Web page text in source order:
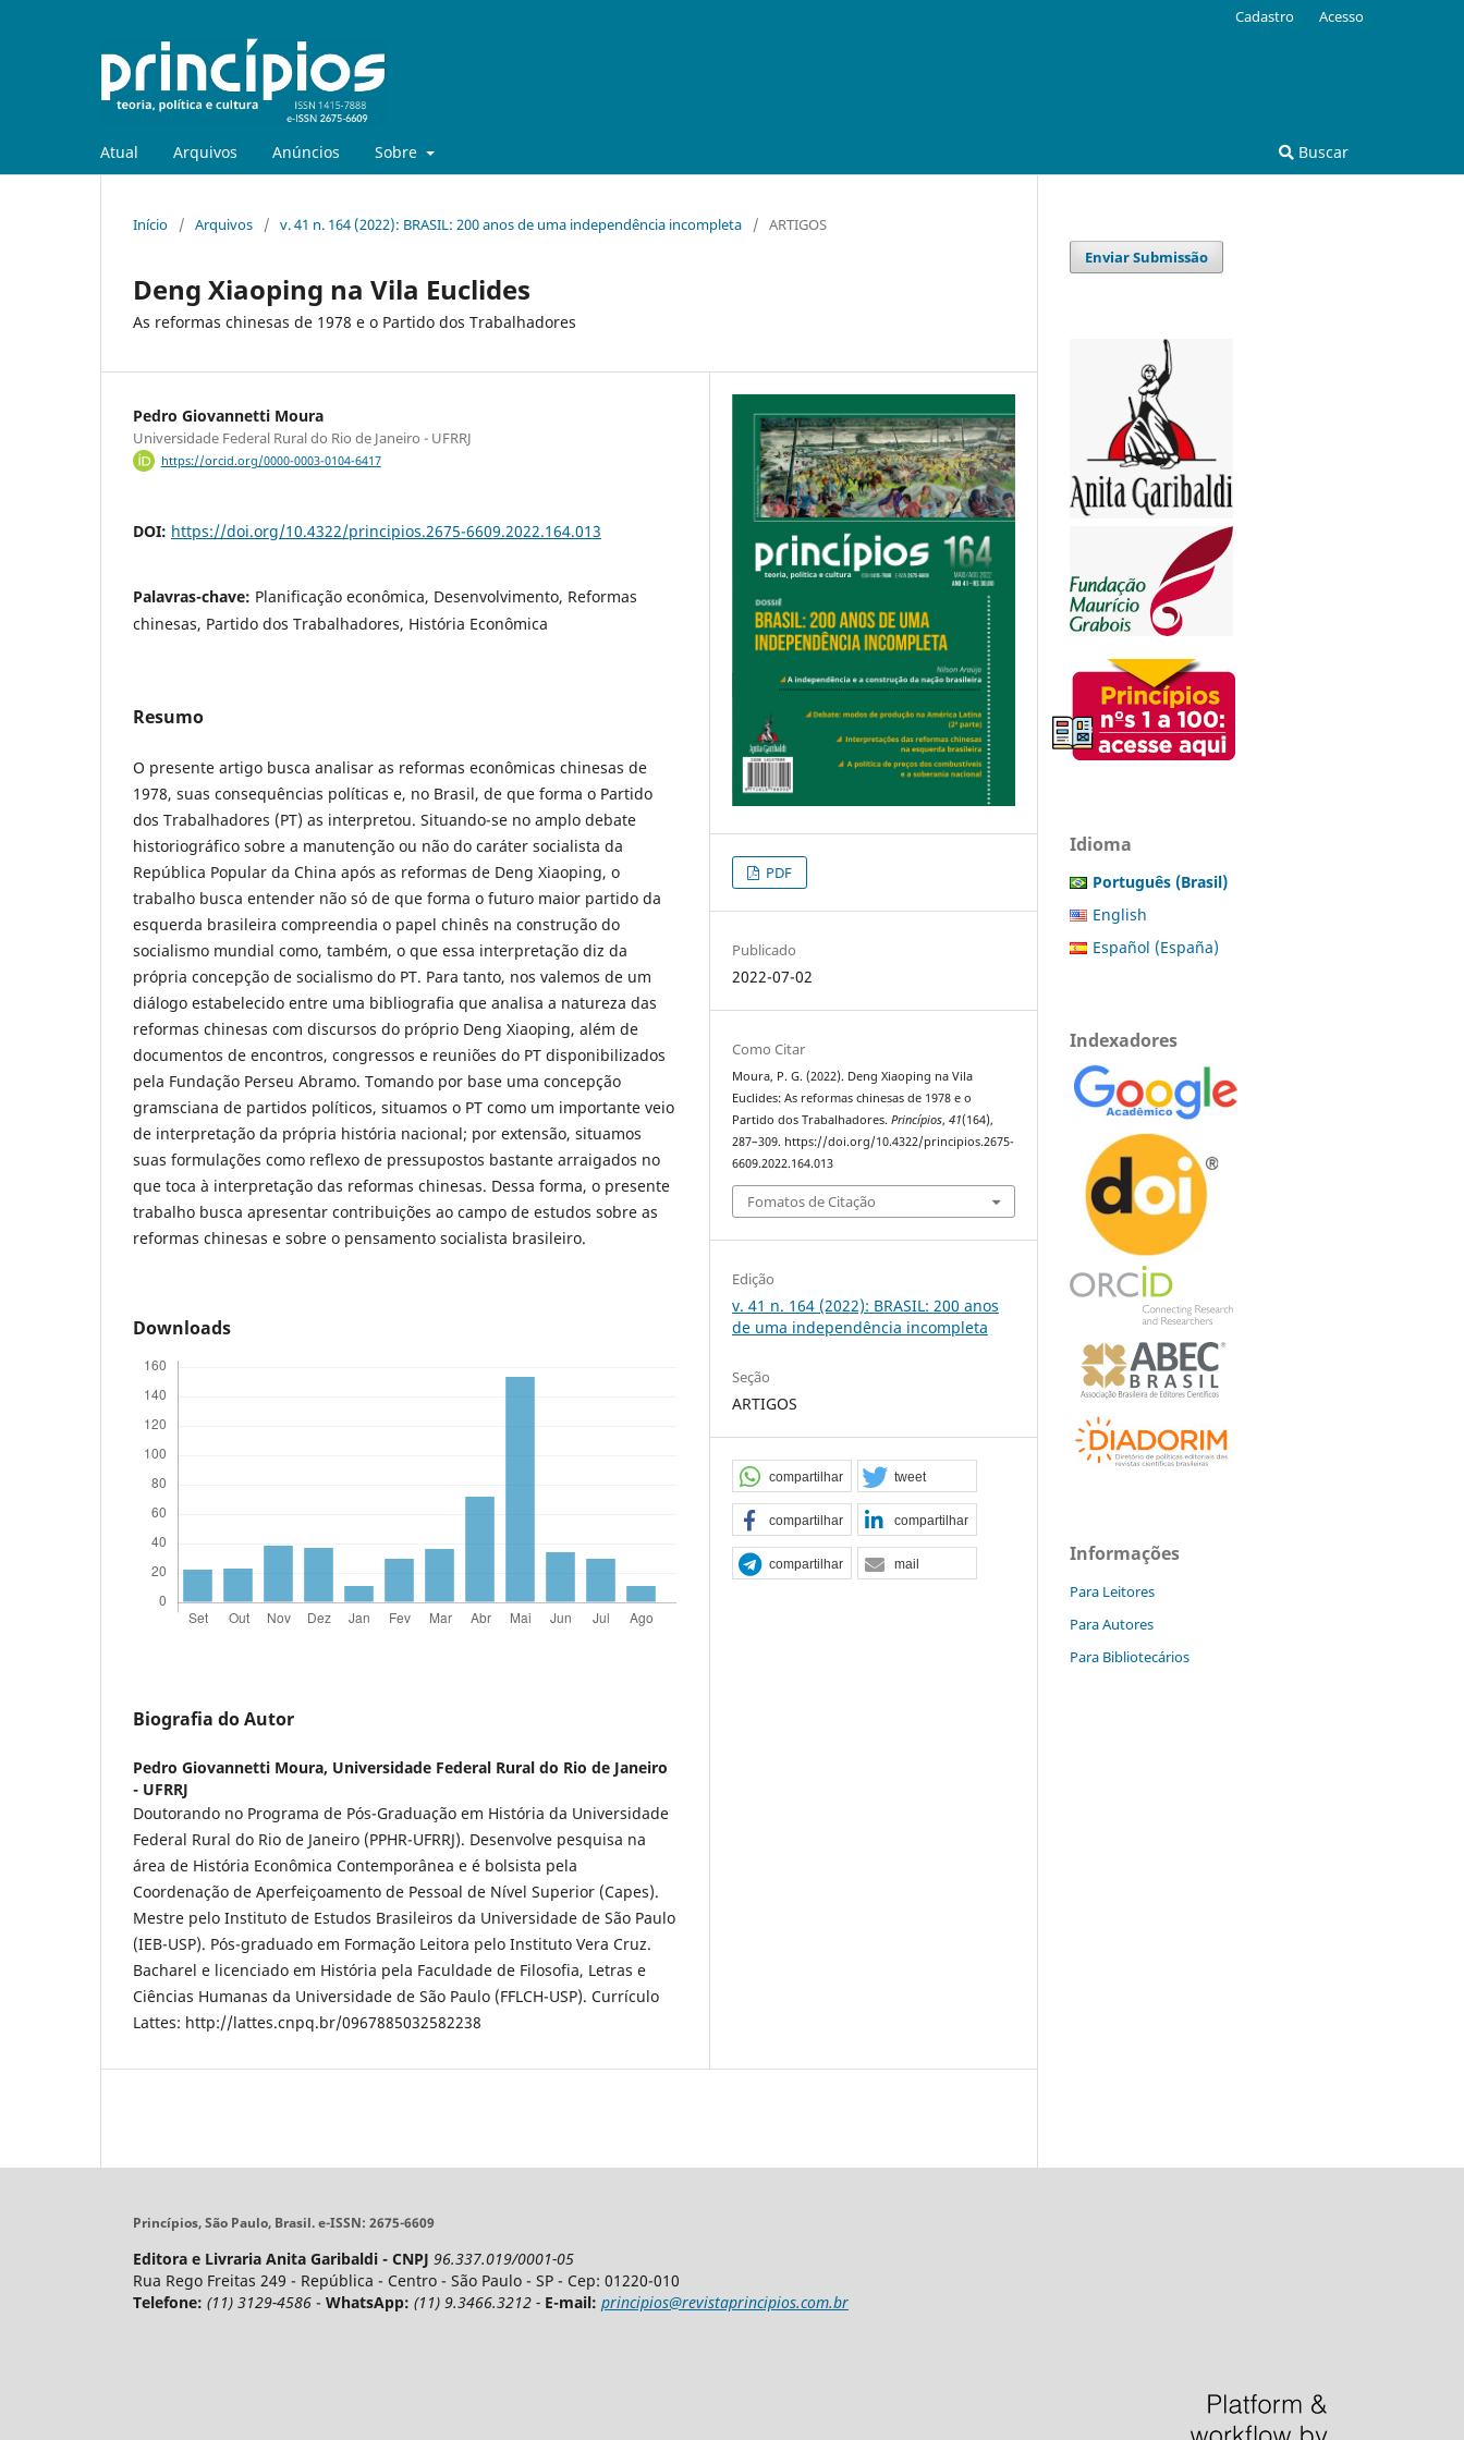
Atual Arquivos Anúncios Sobre Buscar
Cadastro Acesso
Início / Arquivos / v. 41 n. 164 (2022): BRASIL: 200 anos de uma independência incompleta / ARTIGOS
Deng Xiaoping na Vila Euclides
As reformas chinesas de 1978 e o Partido dos Trabalhadores
Pedro Giovannetti Moura
Universidade Federal Rural do Rio de Janeiro - UFRRJ
https://orcid.org/0000-0003-0104-6417
DOI: https://doi.org/10.4322/principios.2675-6609.2022.164.013
Palavras-chave: Planificação econômica, Desenvolvimento, Reformas
chinesas, Partido dos Trabalhadores, História Econômica
Resumo
O presente artigo busca analisar as reformas econômicas chinesas de
1978, suas consequências políticas e, no Brasil, de que forma o Partido
dos Trabalhadores (PT) as interpretou. Situando-se no amplo debate
historiográfico sobre a manutenção ou não do caráter socialista da
República Popular da China após as reformas de Deng Xiaoping, o
trabalho busca entender não só de que forma o futuro maior partido da
esquerda brasileira compreendia o papel chinês na construção do
socialismo mundial como, também, o que essa interpretação diz da
própria concepção de socialismo do PT. Para tanto, nos valemos de um
diálogo estabelecido entre uma bibliografia que analisa a natureza das
reformas chinesas com discursos do próprio Deng Xiaoping, além de
documentos de encontros, congressos e reuniões do PT disponibilizados
pela Fundação Perseu Abramo. Tomando por base uma concepção
gramsciana de partidos políticos, situamos o PT como um importante veio
de interpretação da própria história nacional; por extensão, situamos
suas formulações como reflexo de pressupostos bastante arraigados no
que toca à interpretação das reformas chinesas. Dessa forma, o presente
trabalho busca apresentar contribuições ao campo de estudos sobre as
reformas chinesas e sobre o pensamento socialista brasileiro.
Downloads
Biografia do Autor
Pedro Giovannetti Moura, Universidade Federal Rural do Rio de Janeiro
- UFRRJ
Doutorando no Programa de Pós-Graduação em História da Universidade
Federal Rural do Rio de Janeiro (PPHR-UFRRJ). Desenvolve pesquisa na
área de História Econômica Contemporânea e é bolsista pela
Coordenação de Aperfeiçoamento de Pessoal de Nível Superior (Capes).
Mestre pelo Instituto de Estudos Brasileiros da Universidade de São Paulo
(IEB-USP). Pós-graduado em Formação Leitora pelo Instituto Vera Cruz.
Bacharel e licenciado em História pela Faculdade de Filosofia, Letras e
Ciências Humanas da Universidade de São Paulo (FFLCH-USP). Currículo
Lattes: http://lattes.cnpq.br/0967885032582238
PDF
Publicado
2022-07-02
Como Citar
Moura, P. G. (2022). Deng Xiaoping na Vila
Euclides: As reformas chinesas de 1978 e o
Partido dos Trabalhadores.Princípios,41(164),
287–309. https://doi.org/10.4322/principios.2675-
6609.2022.164.013
Fomatos de Citação
Edição
v. 41 n. 164 (2022): BRASIL: 200 anos
de uma independência incompleta
Seção
ARTIGOS
compartilhar tweet
compartilhar compartilhar
compartilhar mail
Enviar Submissão
Idioma
Português (Brasil)
English
Español (España)
Indexadores
Informações
Para Leitores
Para Autores
Para Bibliotecários
Princípios, São Paulo, Brasil. e-ISSN: 2675-6609
Editora e Livraria Anita Garibaldi - CNPJ 96.337.019/0001-05
Rua Rego Freitas 249 - República - Centro - São Paulo - SP - Cep: 01220-010
Telefone: (11) 3129-4586 - WhatsApp: (11) 9.3466.3212 - E-mail: principios@revistaprincipios.com.br